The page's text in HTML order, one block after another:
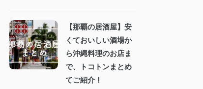
【那覇の居酒屋】安
くておいしい酒場か
ら沖縄料理のお店ま
で、トコトンまとめ
てご紹介！